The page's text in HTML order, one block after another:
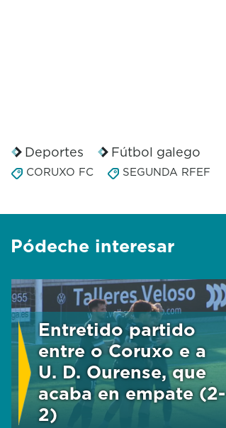
Deportes Fútbol galego
CORUXO FC SEGUNDA RFEF
Pódeche interesar
Entretido partido
entre o Coruxo e a
U. D. Ourense, que
acaba en empate (2-
2)